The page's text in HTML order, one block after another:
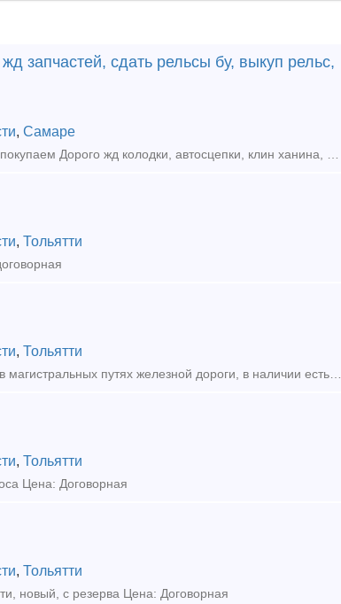
запчастей, сдать рельсы бу, выкуп рельс,
, Самаре
Нам на постоянной основе требуются жд запчасти, покупаем Дорого жд колодки, автосцепки, клин ханина, жд подкладки, накладки железнодорожные как новые так и бу. Мы готовы рассмотреть любые ваши предлож
, Тольятти
, Тольятти
Предложение (продажа) Рельсы Р65 используются в магистральных путях железной дороги, в наличии есть новые, а так жк старогодние рельсы годные к укладке.
, Тольятти
Цена: Договорная
, Тольятти
новый, с резерва Цена: Договорная